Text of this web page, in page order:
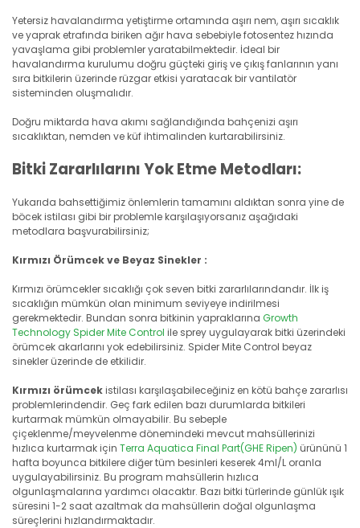
Yetersiz havalandırma yetiştirme ortamında aşırı nem, aşırı sıcaklık
ve yaprak etrafında biriken ağır hava sebebiyle fotosentez hızında
yavaşlama gibi problemler yaratabilmektedir. İdeal bir
havalandırma kurulumu doğru güçteki giriş ve çıkış fanlarının yanı
sıra bitkilerin üzerinde rüzgar etkisi yaratacak bir vantilatör
sisteminden oluşmalıdır.
Doğru miktarda hava akımı sağlandığında bahçenizi aşırı
sıcaklıktan, nemden ve küf ihtimalinden kurtarabilirsiniz.
Bitki Zararlılarını Yok Etme Metodları:
Yukarıda bahsettiğimiz önlemlerin tamamını aldıktan sonra yine de
böcek istilası gibi bir problemle karşılaşıyorsanız aşağıdaki
metodlara başvurabilirsiniz;
Kırmızı Örümcek ve Beyaz Sinekler :
Kırmızı örümcekler sıcaklığı çok seven bitki zararlılarındandır. İlk iş
sıcaklığın mümkün olan minimum seviyeye indirilmesi
gerekmektedir. Bundan sonra bitkinin yapraklarına Growth
Technology Spider Mite Control ile sprey uygulayarak bitki üzerindeki
örümcek akarlarını yok edebilirsiniz. Spider Mite Control beyaz
sinekler üzerinde de etkilidir.
Kırmızı örümcekistilası karşılaşabileceğiniz en kötü bahçe zararlısı
problemlerindendir. Geç fark edilen bazı durumlarda bitkileri
kurtarmak mümkün olmayabilir. Bu sebeple
çiçeklenme/meyvelenme dönemindeki mevcut mahsüllerinizi
hızlıca kurtarmak için Terra Aquatica Final Part(GHE Ripen) ürününü 1
hafta boyunca bitkilere diğer tüm besinleri keserek 4ml/L oranla
uygulayabilirsiniz. Bu program mahsüllerin hızlıca
olgunlaşmalarına yardımcı olacaktır. Bazı bitki türlerinde günlük ışık
süresini 1-2 saat azaltmak da mahsüllerin doğal olgunlaşma
süreçlerini hızlandırmaktadır.